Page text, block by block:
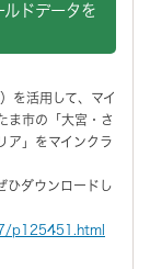
ルドデータを
を活用して、マイ
ま市の「大宮・さ
ア」をマインクラ
ひダウンロードし
p125451.html